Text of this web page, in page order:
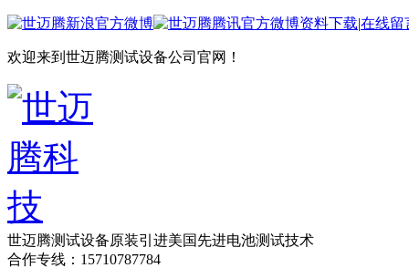
资料下载|在线留
欢迎来到世迈腾测试设备公司官网！
世迈腾测试设备原装引进美国先进电池测试技术
合作专线：15710787784